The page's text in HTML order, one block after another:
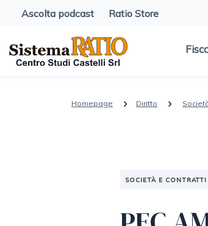
Ascolta podcast Ratio Store
Homepage Diritto
SOCIETÀ E CONTRATTI